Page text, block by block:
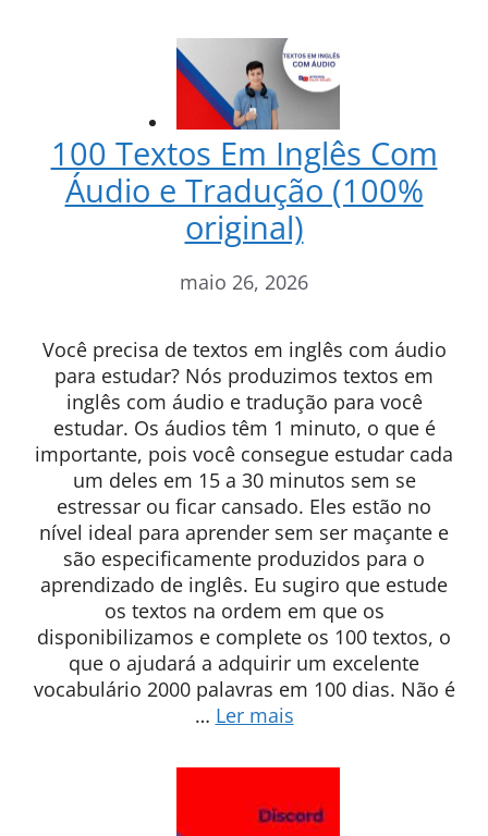
100 Textos Em Inglês Com
Áudio e Tradução (100%
original)
maio 26, 2026
Você precisa de textos em inglês com áudio
para estudar? Nós produzimos textos em
inglês com áudio e tradução para você
estudar. Os áudios têm 1 minuto, o que é
importante, pois você consegue estudar cada
um deles em 15 a 30 minutos sem se
estressar ou ficar cansado. Eles estão no
nível ideal para aprender sem ser maçante e
são especificamente produzidos para o
aprendizado de inglês. Eu sugiro que estude
os textos na ordem em que os
disponibilizamos e complete os 100 textos, o
que o ajudará a adquirir um excelente
vocabulário 2000 palavras em 100 dias. Não é
… Ler mais